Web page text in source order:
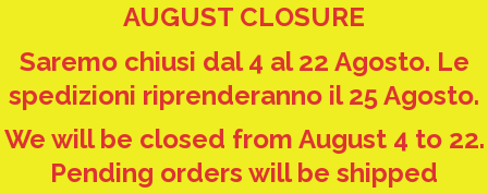
AUGUST CLOSURE
Saremo chiusi dal 4 al 22 Agosto. Le
spedizioni riprenderanno il 25 Agosto.
We will be closed from August 4 to 22.
Pending orders will be shipped